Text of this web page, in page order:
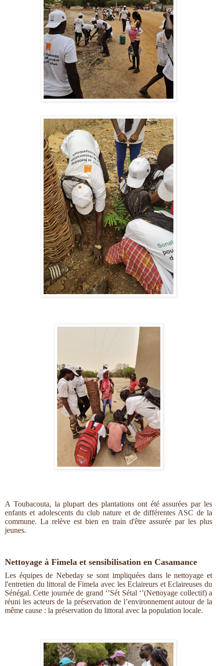
A Toubacouta, la plupart des plantations ont été assurées par les
enfants et adolescents du club nature et de différentes ASC de la
commune. La relève est bien en train d'être assurée par les plus
jeunes.
Nettoyage à Fimela et sensibilisation en Casamance
Les équipes de Nebeday se sont impliquées dans le nettoyage et
l'entretien du littoral de Fimela avec les Eclaireurs et Eclaireuses du
Sénégal. Cette journée de grand ‘’Sét Sétal ‘’(Nettoyage collectif) a
réuni les acteurs de la préservation de l’environnement autour de la
même cause : la préservation du littoral avec la population locale.